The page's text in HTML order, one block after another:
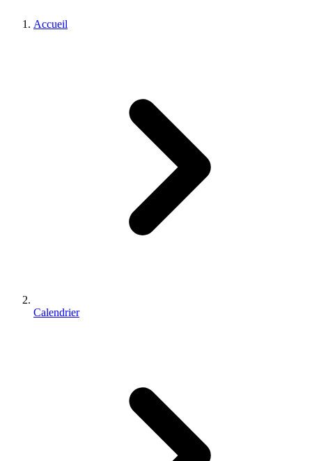
Accueil
Calendrier